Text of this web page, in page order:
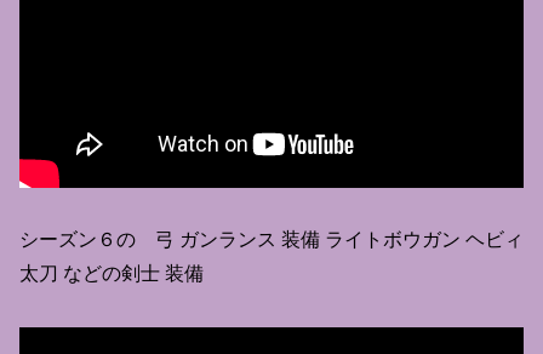
シーズン６の 弓 ガンランス 装備 ライトボウガン ヘビィ
太刀 などの剣士 装備